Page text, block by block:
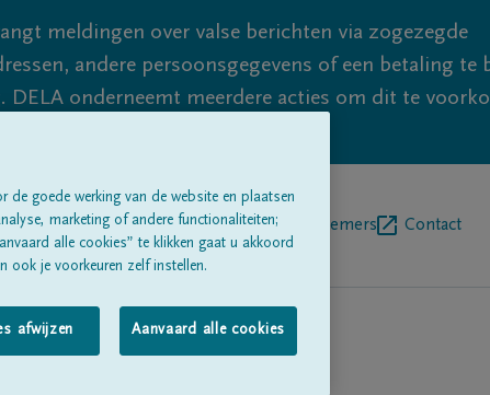
meldingen over valse berichten via zogezegde
andere persoonsgegevens of een betaling te
onderneemt meerdere acties om dit te
blijf waakzaam.
rouwberichten Over onsBegrafenisondernemers Contact
goede werking van de website en plaatsen
marketing of andere functionaliteiten;
alle cookies” te klikken gaat u akkoord
ook je voorkeuren zelf instellen.
afwijzen Aanvaard alle cookies